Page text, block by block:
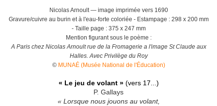
Nicolas Arnoult — image imprimée vers 1690
Gravure/cuivre au burin et à l'eau-forte coloriée - Estampage : 298 x 200 mm
- Taille page : 375 x 247 mm
Mention figurant sous le poème :
A Paris chez Nicolas Arnoult rue de la Fromagerie a l'image St Claude aux
Halles. Avec Privilège du Roy
© MUNAÉ (Musée National de l'Éducation)
« Le jeu de volant » (vers 17...)
P. Gallays
« Lorsque nous jouons au volant,